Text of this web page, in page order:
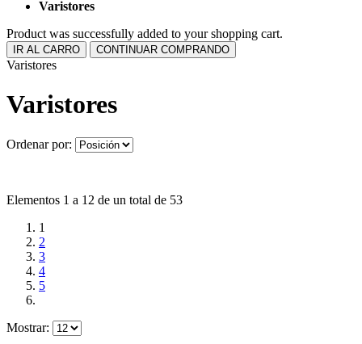
Varistores
Product was successfully added to your shopping cart.
IR AL CARRO CONTINUAR COMPRANDO
Varistores
Varistores
Ordenar por:
Elementos 1 a 12 de un total de 53
1
2
3
4
5
Mostrar: